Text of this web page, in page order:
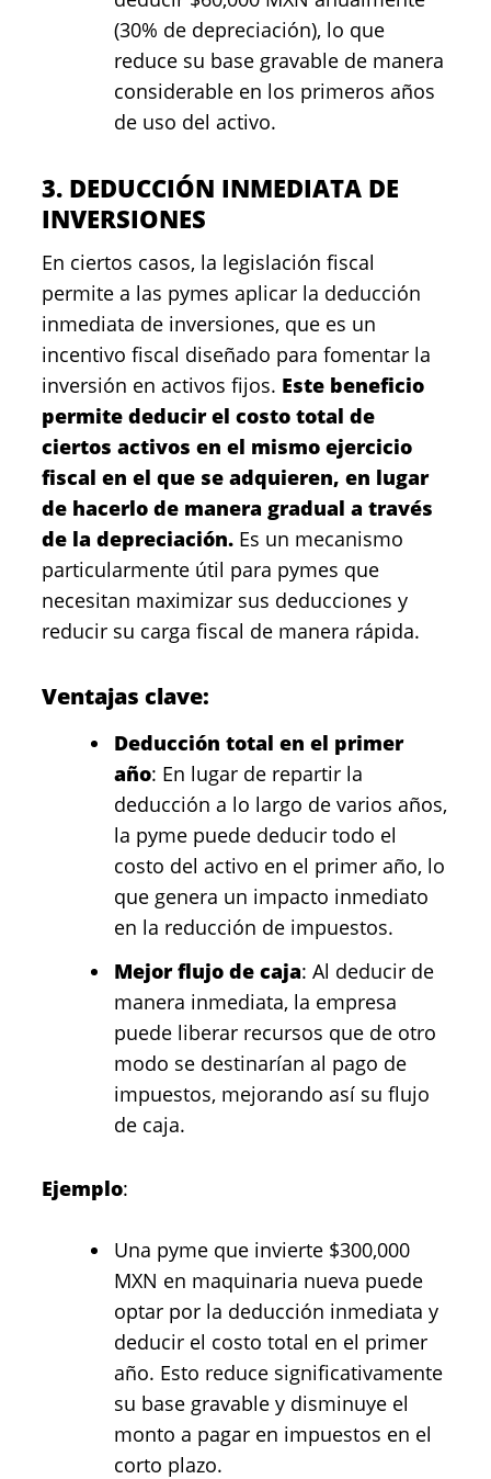
(30% de depreciación), lo que
reduce su base gravable de manera
considerable en los primeros años
de uso del activo.
3. DEDUCCIÓN INMEDIATA DE
INVERSIONES
En ciertos casos, la legislación fiscal
permite a las pymes aplicar la deducción
inmediata de inversiones, que es un
incentivo fiscal diseñado para fomentar la
inversión en activos fijos. Este beneficio
permite deducir el costo total de
ciertos activos en el mismo ejercicio
fiscal en el que se adquieren, en lugar
de hacerlo de manera gradual a través
de la depreciación. Es un mecanismo
particularmente útil para pymes que
necesitan maximizar sus deducciones y
reducir su carga fiscal de manera rápida.
Ventajas clave:
Deducción total en el primer
año: En lugar de repartir la
deducción a lo largo de varios años,
la pyme puede deducir todo el
costo del activo en el primer año, lo
que genera un impacto inmediato
en la reducción de impuestos.
Mejor flujo de caja: Al deducir de
manera inmediata, la empresa
puede liberar recursos que de otro
modo se destinarían al pago de
impuestos, mejorando así su flujo
de caja.
Ejemplo:
Una pyme que invierte $300,000
MXN en maquinaria nueva puede
optar por la deducción inmediata y
deducir el costo total en el primer
año. Esto reduce significativamente
su base gravable y disminuye el
monto a pagar en impuestos en el
corto plazo.